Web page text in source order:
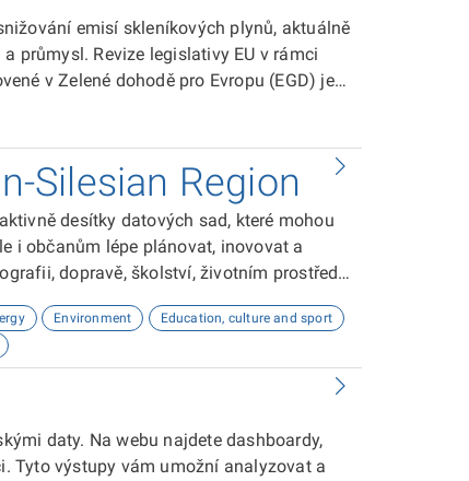
emisí skleníkových plynů, aktuálně
průmysl. Revize legislativy EU v rámci
v Zelené dohodě pro Evropu (EGD) je
Silesian Region
desítky datových sad, které mohou
i občanům lépe plánovat, inovovat a
dopravě, školství, životním prostředí,
Environment
Education, culture and sport
daty. Na webu najdete dashboardy,
Tyto výstupy vám umožní analyzovat a